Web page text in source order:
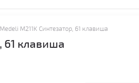
Medeli M211K Синтезатор, 61 клавиша
61 клавиша